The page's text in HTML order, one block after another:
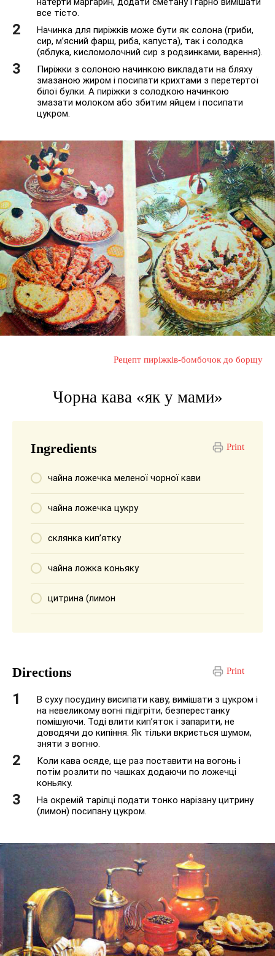
все тісто.
Начинка для пиріжків може бути як солона (гриби,
сир, м’ясний фарш, риба, капуста), так і солодка
(яблука, кисломолочний сир з родзинками, варення).
Пиріжки з солоною начинкою викладати на бляху
змазаною жиром і посипати крихтами з перетертої
білої булки. А пиріжки з солодкою начинкою
змазати молоком або збитим яйцем і посипати
цукром.
Рецепт пиріжків-бомбочок до борщу
Чорна кава «як у мами»
Print
Ingredients
чайна ложечка меленої чорної кави
чайна ложечка цукру
склянка кип’ятку
чайна ложка коньяку
цитрина (лимон
Print
Directions
В суху посудину висипати каву, вимішати з цукром і
на невеликому вогні підігріти, безперестанку
помішуючи. Тоді влити кип’яток і запарити, не
доводячи до кипіння. Як тільки вкриється шумом,
зняти з вогню.
Коли кава осяде, ще раз поставити на вогонь і
потім розлити по чашках додаючи по ложечці
коньяку.
На окремій тарілці подати тонко нарізану цитрину
(лимон) посипану цукром.